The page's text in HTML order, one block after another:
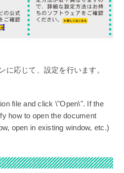
に応じて、設定を行います。
file and click \"Open\". If the
how to open the document
open in existing window, etc.)